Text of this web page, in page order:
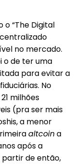
o “The Digital
no mercado.
o de ter uma
para evitar a
No
milhões
(pra ser mais
a menor
altcoina
após a
partir de então,